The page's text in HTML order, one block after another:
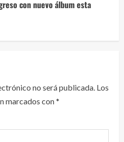
con nuevo álbum esta
no será publicada. Los
marcados con*